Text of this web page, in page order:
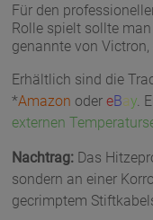
Für den
Rolle spielt sollte
genannte von Victron,
Erhältlich sind die
*Amazon odereBay .
externen
Nachtrag: Das
sondern an einer
gecrimptem